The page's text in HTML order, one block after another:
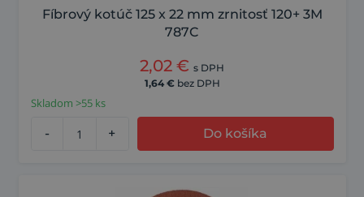
Fíbrový kotúč 125 x 22 mm zrnitosť 120+ 3M
787C
2,02 € s DPH
1,64 € bez DPH
Skladom >55 ks
- + Do košíka